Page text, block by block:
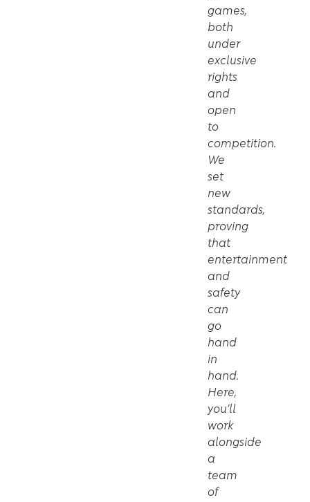
games,
both
under
exclusive
rights
and
open
to
competition.
We
set
new
standards,
proving
that
entertainment
and
safety
can
go
hand
in
hand.
Here,
you’ll
work
alongside
a
team
of